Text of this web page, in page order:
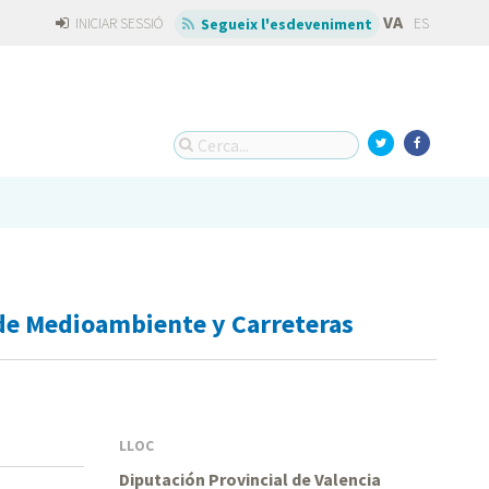
INICIAR SESSIÓ Segueix l'esdeveniment VA ES
Medioambiente y Carreteras
LLOC
Diputación Provincial de Valencia